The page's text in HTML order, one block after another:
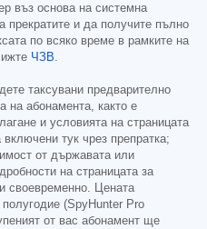
въз основа на системна
и да получите пълно
по всяко време в рамките на
ЧЗВ
таксувани предварително
на абонамента, както е
и условията на страницата
включени тук чрез препратка;
от държавата или
на страницата за
своевременно. Цената
полугодие (SpyHunter Pro
от вас абонамент ще